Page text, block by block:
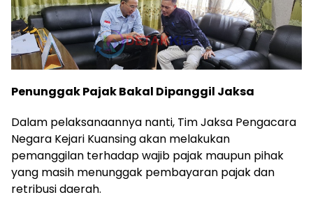
Penunggak Pajak Bakal Dipanggil Jaksa
Dalam pelaksanaannya nanti, Tim Jaksa Pengacara
Negara Kejari Kuansing akan melakukan
pemanggilan terhadap wajib pajak maupun pihak
yang masih menunggak pembayaran pajak dan
retribusi daerah.